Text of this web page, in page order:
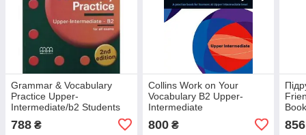
Grammar & Vocabulary
Practice Upper-
Intermediate/b2 Students
9789605091972
788 ₴
Collins Work on Your
Vocabulary B2 Upper-
Intermediate
800₴ 856